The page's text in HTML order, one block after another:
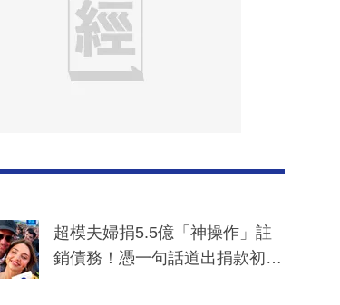
超模夫婦捐5.5億「神操作」註
銷債務！憑一句話道出捐款初